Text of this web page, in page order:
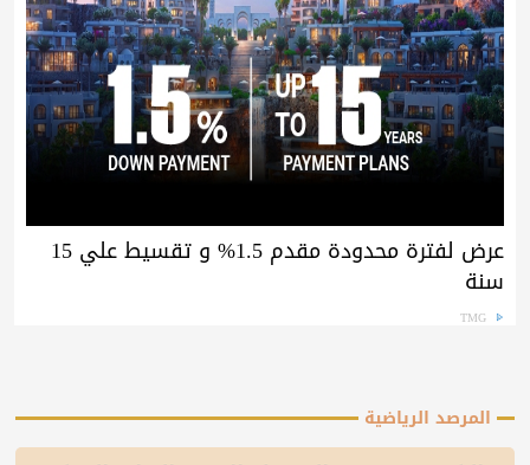
عرض لفترة محدودة مقدم 1.5% و تقسيط علي 15
سنة
TMG
المرصد الرياضية